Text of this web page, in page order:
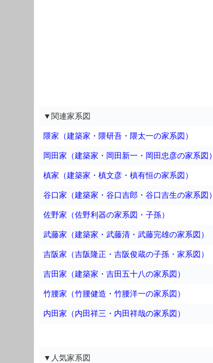
▼関連家系図
隈家（建築家・隈研吾・隈太一の家系図）
岡田家（建築家・岡田新一・岡田忠彦の家系図）
槙家（建築家・槙文彦・槙有恒の家系図）
谷口家（建築家・谷口吉郎・谷口吉生の家系図）
佐野家（佐野利器の家系図・子孫）
武藤家（建築家・武藤清・武藤完雄の家系図）
吉阪家（吉阪隆正・吉阪俊蔵の子孫・家系図）
吉田家（建築家・吉田五十八の家系図）
竹腰家（竹腰健造・竹腰洋一の家系図）
内田家（内田祥三・内田祥哉の家系図）
▼人気家系図